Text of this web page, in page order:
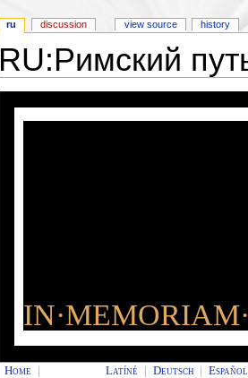
RU:Римский
Home | Latíné | Deutsch |Español
ru discussion view source history